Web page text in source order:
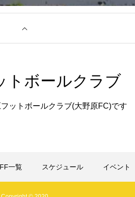
トボールクラブ
ットボールクラブ(大野原FC)です
一覧 スケジュール イベント